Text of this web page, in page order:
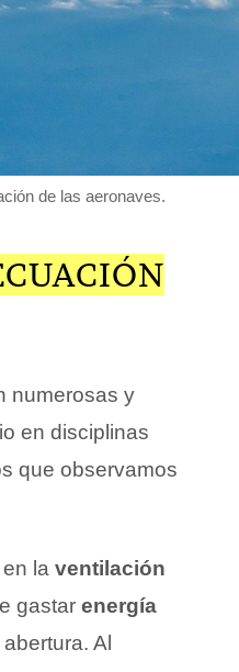
de las aeronaves.
numerosas y
en disciplinas
que observamos
la ventilación
gastar energía
Al